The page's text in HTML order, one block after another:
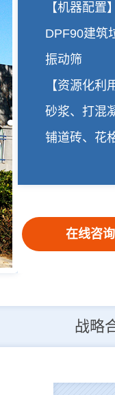
【机器配置
DPF90建筑
振动筛
【资源化
砂浆、打混
铺道砖、花
在线咨询
战略